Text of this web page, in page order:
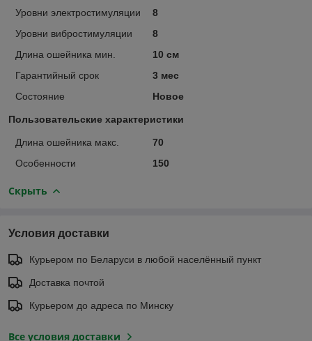
Уровни электростимуляции
8
Уровни вибростимуляции
8
Длина ошейника мин.
10 см
Гарантийный срок
3 мес
Состояние
Новое
Пользовательские характеристики
Длина ошейника макс.
70
Особенности
150
Скрыть
Условия доставки
Курьером по Беларуси в любой населённый пункт
Доставка почтой
Курьером до адреса по Минску
Все условия доставки